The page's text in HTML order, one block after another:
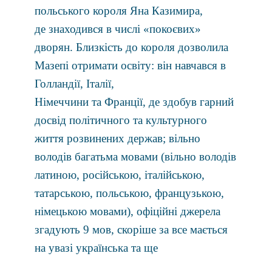
польського короля Яна Казимира,
де знаходився в числі «покоєвих»
дворян. Близкість до короля дозволила
Мазепі отримати освіту: він навчався в
Голландії, Італії,
Німеччини та Франції, де здобув гарний
досвід політичного та культурного
життя розвинених держав; вільно
володів багатьма мовами (вільно володів
латиною, російською, італійською,
татарською, польською, французькою,
німецькою мовами), офіційні джерела
згадують 9 мов, скоріше за все мається
на увазі українська та ще